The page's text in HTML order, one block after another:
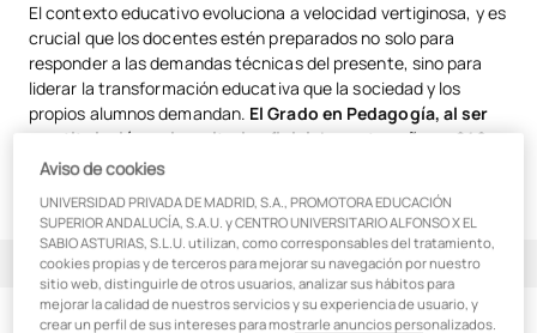
El contexto educativo evoluciona a velocidad vertiginosa, y es
crucial que los docentes estén preparados no solo para
responder a las demandas técnicas del presente, sino para
liderar la transformación educativa que la sociedad y los
propios alumnos demandan. El Grado en Pedagogía, al ser
una titulación universitaria oficial de cuatro años y 240
ECTS, te permitirá ampliar tu impacto en el aula y fuera de
Índice de contenidos
¿Por qué el Grado en Pedagogía es tu próximo paso estratégico?
Aviso de cookies
UNIVERSIDAD PRIVADA DE MADRID, S.A., PROMOTORA EDUCACIÓN
SUPERIOR ANDALUCÍA, S.A.U. y CENTRO UNIVERSITARIO ALFONSO X EL
SABIO ASTURIAS, S.L.U. utilizan, como corresponsables del tratamiento,
cookies propias y de terceros para mejorar su navegación por nuestro
sitio web, distinguirle de otros usuarios, analizar sus hábitos para
mejorar la calidad de nuestros servicios y su experiencia de usuario, y
crear un perfil de sus intereses para mostrarle anuncios personalizados.